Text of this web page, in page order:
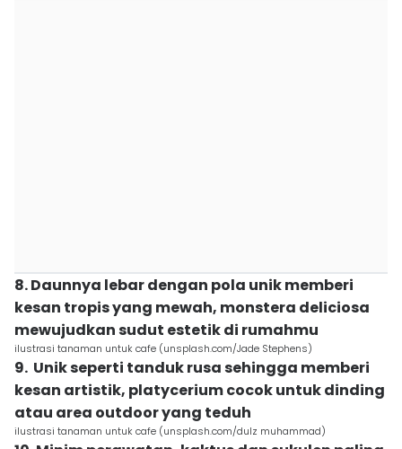
8. Daunnya lebar dengan pola unik memberi
kesan tropis yang mewah, monstera deliciosa
mewujudkan sudut estetik di rumahmu
ilustrasi tanaman untuk cafe (unsplash.com/Jade Stephens)
9. Unik seperti tanduk rusa sehingga memberi
kesan artistik, platycerium cocok untuk dinding
atau area outdoor yang teduh
ilustrasi tanaman untuk cafe (unsplash.com/dulz muhammad)